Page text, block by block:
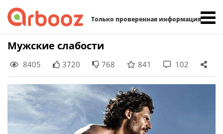
Только проверенная информация
Skip
content
Мужские слабости
8405 3720 768 841 102
Найти: